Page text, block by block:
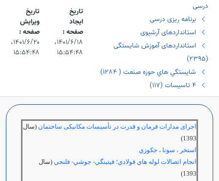
درسی
برنامه ریزی درسی
استانداردهای آرشیوی
استانداردهای آموزش شایستگی
(٢٣٩٥)
شايستگي هاي حوزه صنعت ( ١٢٨٤)
٤ تاسیسات (١١٧)
تاریخ
ایجاد
صفحه :
۱۴۰۱/۶/۱۸،‏
۱۵:۵۴:۴۸
تاریخ
ویرایش
صفحه :
۱۴۰۱/۶/۲۰،‏
۱۵:۵۴:۴۸
اجرای مدارات فرمان و قدرت در تأسیسات مکانیکی ساختمان (سال
1393)
استخر ، سونا ، جكوزي
انجام اتصالات لوله هاي فولادي؛ فيتينگي- جوشي- فلنجي (سال
1393)